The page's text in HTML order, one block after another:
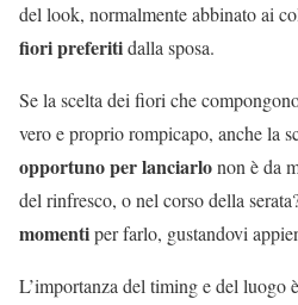
del look, normalmente abbinato ai
fiori preferitidalla sposa.
Se la scelta dei fiori che
vero e proprio rompicapo, anche la
opportuno per lanciarlonon è da
del rinfresco, o nel corso della
momentiper farlo, gustandovi
L’importanza del timing e del luogo